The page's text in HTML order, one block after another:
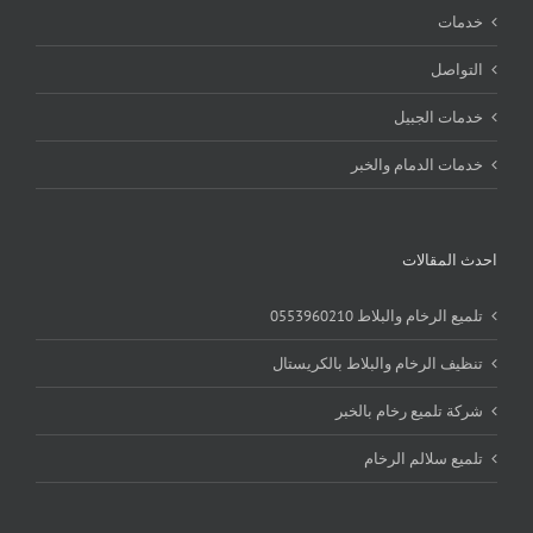
خدمات
التواصل
خدمات الجبيل
خدمات الدمام والخبر
احدث المقالات
تلميع الرخام والبلاط 0553960210
تنظيف الرخام والبلاط بالكريستال
شركة تلميع رخام بالخبر
تلميع سلالم الرخام